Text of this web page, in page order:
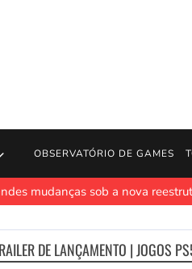
OBSERVATÓRIO DE GAMES
mudanças sob a nova
DE LANÇAMENTO | JOGOS